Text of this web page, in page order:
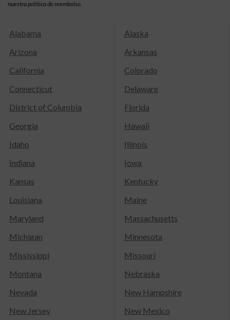
nuestra política de reembolso.
Alabama
Alaska
Arizona
Arkansas
California
Colorado
Connecticut
Delaware
District of Columbia
Florida
Georgia
Hawaii
Idaho
Illinois
Indiana
Iowa
Kansas
Kentucky
Louisiana
Maine
Maryland
Massachusetts
Michigan
Minnesota
Mississippi
Missouri
Montana
Nebraska
Nevada
New Hampshire
New Jersey
New Mexico